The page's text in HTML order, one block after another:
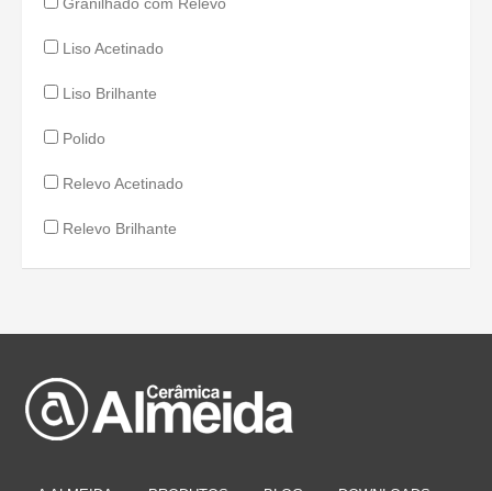
Granilhado com Relevo
Liso Acetinado
Liso Brilhante
Polido
Relevo Acetinado
Relevo Brilhante